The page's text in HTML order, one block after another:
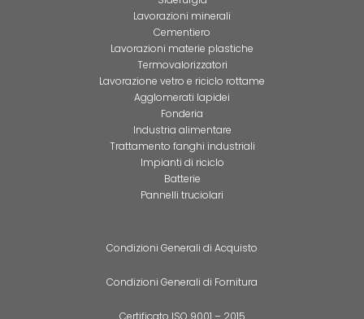
Lavorazioni minerali
Cementiero
Lavorazioni materie plastiche
Termovalorizzatori
Lavorazione vetro e riciclo rottame
Agglomerati lapidei
Fonderia
Industria alimentare
Trattamento fanghi industriali
Impianti di riciclo
Batterie
Pannelli truciolari
Condizioni Generali di Acquisto
Condizioni Generali di Fornitura
Certificato ISO 9001 – 2015